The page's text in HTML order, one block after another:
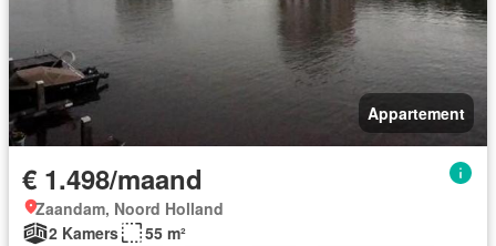
Appartement
€ 1.498/maand
Zaandam, Noord Holland
2 Kamers
55 m²